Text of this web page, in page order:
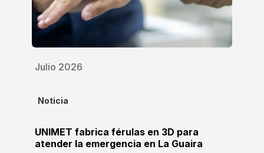
Julio 2026
Noticia
UNIMET fabrica férulas en 3D para
atender la emergencia en La Guaira